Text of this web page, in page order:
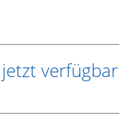
verfügbar